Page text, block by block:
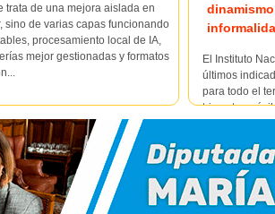
trata de una mejora aislada en
sino de varias capas funcionando
procesamiento local de IA,
mejor gestionadas y formatos
El Instituto
últimos
para todo el
trimestre
departament...